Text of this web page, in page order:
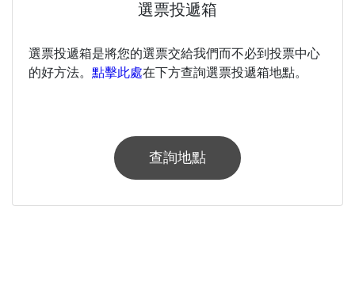
選票投遞箱
選票投遞箱是將您的選票交給我們而不必到投票中心
的好方法。 點擊此處在下方查詢選票投遞箱地點。
查詢地點